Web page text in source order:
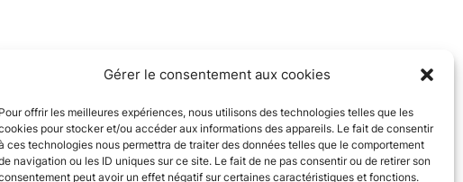
Gérer le consentement aux cookies
Pour offrir les meilleures expériences, nous utilisons des technologies telles que les
pour stocker et/ou accéder aux informations des appareils. Le fait de consentir
ces technologies nous permettra de traiter des données telles que le comportement
navigation ou les ID uniques sur ce site. Le fait de ne pas consentir ou de retirer son
peut avoir un effet négatif sur certaines caractéristiques et fonctions.